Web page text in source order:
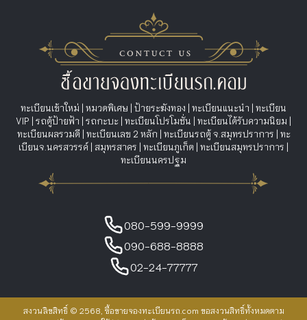
ทะเบียนเข้าใหม่ | หมวดพิเศษ | ป้ายระฆังทอง | ทะเบียนแนะนำ | ทะเบียน
VIP | รถตู้ป้ายฟ้า | รถกะบะ | ทะเบียนโปรโมชั่น | ทะเบียนได้รับความนิยม |
ทะเบียนผลรวมดี | ทะเบียนเลข 2 หลัก | ทะเบียนรถตู้ จ.สมุทรปราการ | ทะ
เบียนจ.นครสวรรค์ | สมุทรสาคร | ทะเบียนภูเก็ต | ทะเบียนสมุทรปราการ |
ทะเบียนนครปฐม
080-599-9999
090-688-8888
02-24-77777
สงวนลิขสิทธิ์ © 2568, ซื้อขายจองทะเบียนรถ.com ขอสงวนสิทธิ์ทั้งหมดตาม